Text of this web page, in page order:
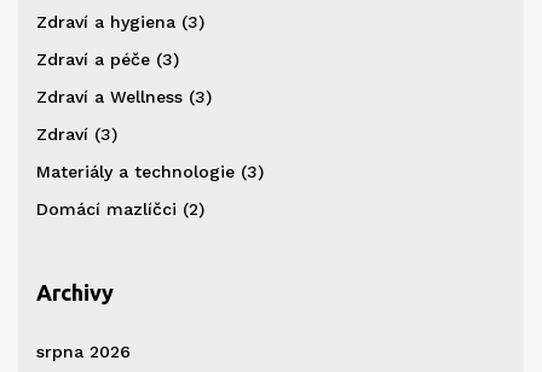
Zdraví a hygiena (3)
Zdraví a péče (3)
Zdraví a Wellness (3)
Zdraví (3)
Materiály a technologie (3)
Domácí mazlíčci (2)
Archivy
srpna 2026